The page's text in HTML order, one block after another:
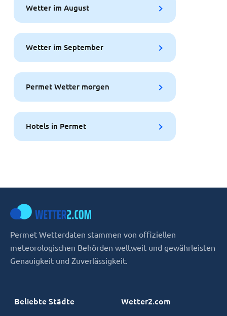
Wetter im August
Wetter im September
Permet Wetter morgen
Hotels in Permet
Permet Wetterdaten stammen von offiziellen
meteorologischen Behörden weltweit und gewährleisten
Genauigkeit und Zuverlässigkeit.
Beliebte Städte Wetter2.com